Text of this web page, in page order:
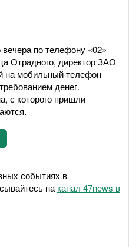
по телефону «02»
Отрадного, директор ЗАО
на мобильный телефон
денег.
с которого пришли
событиях в
на канал 47news в